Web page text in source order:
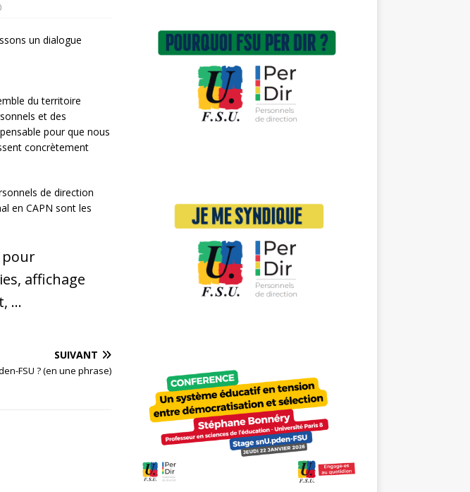
un dialogue
du territoire
et des
pour que nous
concrètement
de direction
en CAPN sont les
pour
affichage
…
SUIVANT
FSU ? (en une phrase)